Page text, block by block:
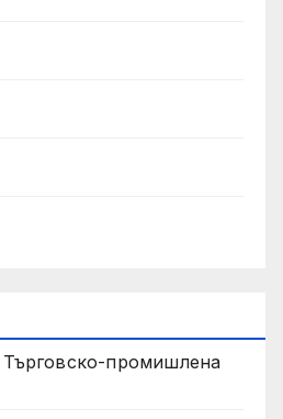
промишлена